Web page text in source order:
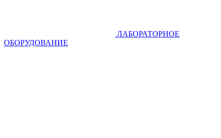
ЛАБОРАТОРНОЕ
ОБОРУДОВАНИЕ